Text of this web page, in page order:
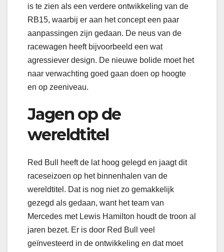
is te zien als een verdere ontwikkeling van de
RB15, waarbij er aan het concept een paar
aanpassingen zijn gedaan. De neus van de
racewagen heeft bijvoorbeeld een wat
agressiever design. De nieuwe bolide moet het
naar verwachting goed gaan doen op hoogte
en op zeeniveau.
Jagen op de
wereldtitel
Red Bull heeft de lat hoog gelegd en jaagt dit
raceseizoen op het binnenhalen van de
wereldtitel. Dat is nog niet zo gemakkelijk
gezegd als gedaan, want het team van
Mercedes met Lewis Hamilton houdt de troon al
jaren bezet. Er is door Red Bull veel
geïnvesteerd in de ontwikkeling en dat moet